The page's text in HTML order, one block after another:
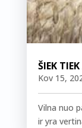
ŠIEK
Kov 15,
Vilna nuo
ir yra